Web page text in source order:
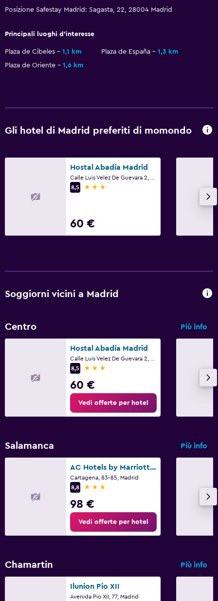
Deposito disponibile
Lavanderia
Noleggio bici
Media e intrattenimento
Posizione Safestay Madrid: Sagasta, 22, 28004 Madrid
Principali luoghi d'interesse
Plaza de Cibeles 1,1 km Plaza de España
1,3 km
Plaza de Oriente
1,6 km
Gli hotel di Madrid preferiti di momondo
Hostal Abadía Madrid
8,5
3 stelle
60 €
Soggiorni vicini a Madrid
Centro Più info
Hostal Abadía Madrid
8,5
3 stelle
60 €
Vedi offerte per hotel
Salamanca Più info
AC Hotels by Marriott Avenida de América
Cartagena, 83-85, Madrid
8,8
3 stelle
98 €
Vedi offerte per hotel
Chamartin Più info
Ilunion Pio XII
Avenida Pio XII, 77, Madrid